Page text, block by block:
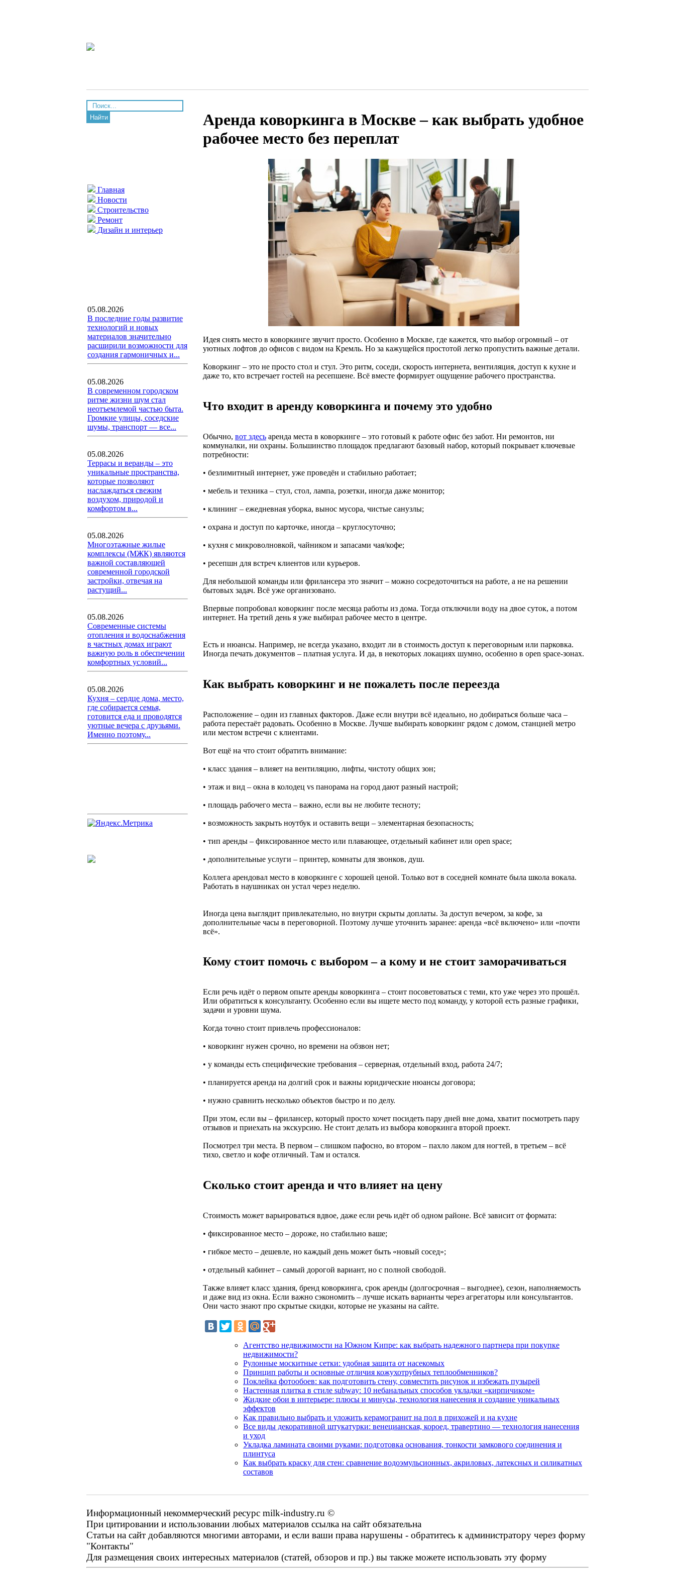
Найти
Главная
Новости
Строительство
Ремонт
Дизайн и интерьер
05.08.2026
В последние годы развитие
технологий и новых
материалов значительно
расширили возможности для
создания гармоничных и...
05.08.2026
В современном городском
ритме жизни шум стал
неотъемлемой частью быта.
Громкие улицы, соседские
шумы, транспорт — все...
05.08.2026
Террасы и веранды – это
уникальные пространства,
которые позволяют
наслаждаться свежим
воздухом, природой и
комфортом в...
05.08.2026
Многоэтажные жилые
комплексы (МЖК) являются
важной составляющей
современной городской
застройки, отвечая на
растущий...
05.08.2026
Современные системы
отопления и водоснабжения
в частных домах играют
важную роль в обеспечении
комфортных условий...
05.08.2026
Кухня – сердце дома, место,
где собирается семья,
готовится еда и проводятся
уютные вечера с друзьями.
Именно поэтому...
Аренда коворкинга в Москве – как выбрать удобное
рабочее место без переплат
Идея снять место в коворкинге звучит просто. Особенно в Москве, где кажется, что выбор огромный – от
уютных лофтов до офисов с видом на Кремль. Но за кажущейся простотой легко пропустить важные детали.
Коворкинг – это не просто стол и стул. Это ритм, соседи, скорость интернета, вентиляция, доступ к кухне и
даже то, кто встречает гостей на ресепшене. Всё вместе формирует ощущение рабочего пространства.
Что входит в аренду коворкинга и почему это удобно
Обычно, вот здесь аренда места в коворкинге – это готовый к работе офис без забот. Ни ремонтов, ни
коммуналки, ни охраны. Большинство площадок предлагают базовый набор, который покрывает ключевые
потребности:
• безлимитный интернет, уже проведён и стабильно работает;
• мебель и техника – стул, стол, лампа, розетки, иногда даже монитор;
• клининг – ежедневная уборка, вынос мусора, чистые санузлы;
• охрана и доступ по карточке, иногда – круглосуточно;
• кухня с микроволновкой, чайником и запасами чая/кофе;
• ресепшн для встреч клиентов или курьеров.
Для небольшой команды или фрилансера это значит – можно сосредоточиться на работе, а не на решении
бытовых задач. Всё уже организовано.
Впервые попробовал коворкинг после месяца работы из дома. Тогда отключили воду на двое суток, а потом
интернет. На третий день я уже выбирал рабочее место в центре.
Есть и нюансы. Например, не всегда указано, входит ли в стоимость доступ к переговорным или парковка.
Иногда печать документов – платная услуга. И да, в некоторых локациях шумно, особенно в open space-зонах.
Как выбрать коворкинг и не пожалеть после переезда
Расположение – один из главных факторов. Даже если внутри всё идеально, но добираться больше часа –
работа перестаёт радовать. Особенно в Москве. Лучше выбирать коворкинг рядом с домом, станцией метро
или местом встречи с клиентами.
Вот ещё на что стоит обратить внимание:
• класс здания – влияет на вентиляцию, лифты, чистоту общих зон;
• этаж и вид – окна в колодец vs панорама на город дают разный настрой;
• площадь рабочего места – важно, если вы не любите тесноту;
• возможность закрыть ноутбук и оставить вещи – элементарная безопасность;
• тип аренды – фиксированное место или плавающее, отдельный кабинет или open space;
• дополнительные услуги – принтер, комнаты для звонков, душ.
Коллега арендовал место в коворкинге с хорошей ценой. Только вот в соседней комнате была школа вокала.
Работать в наушниках он устал через неделю.
Иногда цена выглядит привлекательно, но внутри скрыты доплаты. За доступ вечером, за кофе, за
дополнительные часы в переговорной. Поэтому лучше уточнить заранее: аренда «всё включено» или «почти
всё».
Кому стоит помочь с выбором – а кому и не стоит заморачиваться
Если речь идёт о первом опыте аренды коворкинга – стоит посоветоваться с теми, кто уже через это прошёл.
Или обратиться к консультанту. Особенно если вы ищете место под команду, у которой есть разные графики,
задачи и уровни шума.
Когда точно стоит привлечь профессионалов:
• коворкинг нужен срочно, но времени на обзвон нет;
• у команды есть специфические требования – серверная, отдельный вход, работа 24/7;
• планируется аренда на долгий срок и важны юридические нюансы договора;
• нужно сравнить несколько объектов быстро и по делу.
При этом, если вы – фрилансер, который просто хочет посидеть пару дней вне дома, хватит посмотреть пару
отзывов и приехать на экскурсию. Не стоит делать из выбора коворкинга второй проект.
Посмотрел три места. В первом – слишком пафосно, во втором – пахло лаком для ногтей, в третьем – всё
тихо, светло и кофе отличный. Там и остался.
Сколько стоит аренда и что влияет на цену
Стоимость может варьироваться вдвое, даже если речь идёт об одном районе. Всё зависит от формата:
• фиксированное место – дороже, но стабильно ваше;
• гибкое место – дешевле, но каждый день может быть «новый сосед»;
• отдельный кабинет – самый дорогой вариант, но с полной свободой.
Также влияет класс здания, бренд коворкинга, срок аренды (долгосрочная – выгоднее), сезон, наполняемость
и даже вид из окна. Если важно сэкономить – лучше искать варианты через агрегаторы или консультантов.
Они часто знают про скрытые скидки, которые не указаны на сайте.
Агентство недвижимости на Южном Кипре: как выбрать надежного партнера при покупке
недвижимости?
Рулонные москитные сетки: удобная защита от насекомых
Принцип работы и основные отличия кожухотрубных теплообменников?
Поклейка фотообоев: как подготовить стену, совместить рисунок и избежать пузырей
Настенная плитка в стиле subway: 10 небанальных способов укладки «кирпичиком»
Жидкие обои в интерьере: плюсы и минусы, технология нанесения и создание уникальных
эффектов
Как правильно выбрать и уложить керамогранит на пол в прихожей и на кухне
Все виды декоративной штукатурки: венецианская, короед, травертино — технология нанесения
и уход
Укладка ламината своими руками: подготовка основания, тонкости замкового соединения и
плинтуса
Как выбрать краску для стен: сравнение водоэмульсионных, акриловых, латексных и силикатных
составов
Информационный некоммерческий ресурс milk-industry.ru ©
При цитировании и использовании любых материалов ссылка на сайт обязательна
Статьи на сайт добавляются многими авторами, и если ваши права нарушены - обратитесь к администратору через форму
"Контакты"
Для размещения своих интересных материалов (статей, обзоров и пр.) вы также можете использовать эту форму